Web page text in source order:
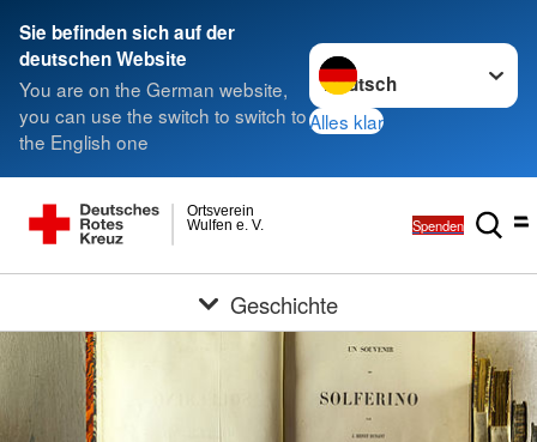
Sie befinden sich auf der
deutschen Website
You are on the German website,
you can use the switch to switch to
the English one
Sprache wechseln zu
Alles klar
Wulfen e. V.
Ortsverein
Spenden
Geschichte